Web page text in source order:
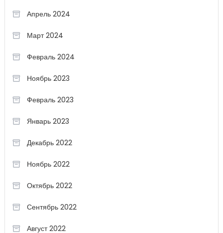
Апрель 2024
Март 2024
Февраль 2024
Ноябрь 2023
Февраль 2023
Январь 2023
Декабрь 2022
Ноябрь 2022
Октябрь 2022
Сентябрь 2022
Август 2022